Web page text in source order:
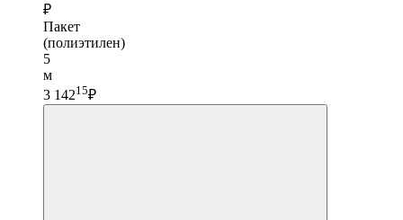
₽
Пакет
(полиэтилен)
5
м
3 14215₽